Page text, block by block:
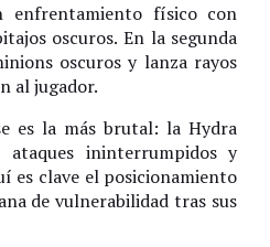
enfrentamiento físico con
oscuros. En la segunda
oscuros y lanza rayos
al jugador.
es la más brutal: la Hydra
ininterrumpidos y
es clave el posicionamiento
de vulnerabilidad tras sus